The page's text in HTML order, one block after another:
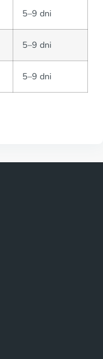
5–9 dni
5–9 dni
5–9 dni